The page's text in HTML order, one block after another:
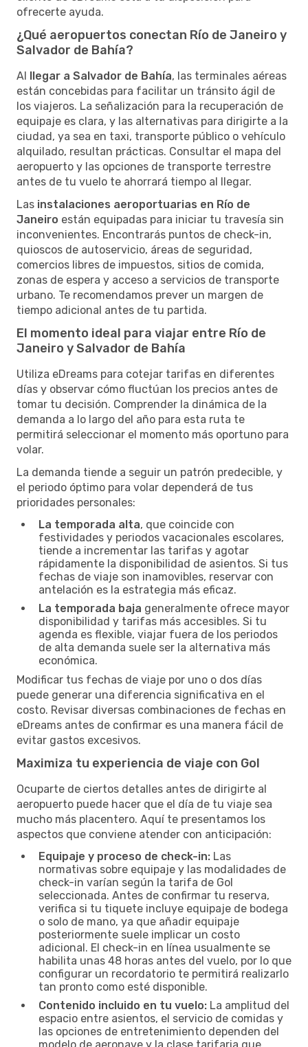
ofrecerte ayuda.
¿Qué aeropuertos conectan Río de Janeiro y
Salvador de Bahía?
Al llegar a Salvador de Bahía, las terminales aéreas
están concebidas para facilitar un tránsito ágil de
los viajeros. La señalización para la recuperación de
equipaje es clara, y las alternativas para dirigirte a la
ciudad, ya sea en taxi, transporte público o vehículo
alquilado, resultan prácticas. Consultar el mapa del
aeropuerto y las opciones de transporte terrestre
antes de tu vuelo te ahorrará tiempo al llegar.
Las instalaciones aeroportuarias en Río de
Janeiro están equipadas para iniciar tu travesía sin
inconvenientes. Encontrarás puntos de check-in,
quioscos de autoservicio, áreas de seguridad,
comercios libres de impuestos, sitios de comida,
zonas de espera y acceso a servicios de transporte
urbano. Te recomendamos prever un margen de
tiempo adicional antes de tu partida.
El momento ideal para viajar entre Río de
Janeiro y Salvador de Bahía
Utiliza eDreams para cotejar tarifas en diferentes
días y observar cómo fluctúan los precios antes de
tomar tu decisión. Comprender la dinámica de la
demanda a lo largo del año para esta ruta te
permitirá seleccionar el momento más oportuno para
volar.
La demanda tiende a seguir un patrón predecible, y
el periodo óptimo para volar dependerá de tus
prioridades personales:
La temporada alta, que coincide con
festividades y periodos vacacionales escolares,
tiende a incrementar las tarifas y agotar
rápidamente la disponibilidad de asientos. Si tus
fechas de viaje son inamovibles, reservar con
antelación es la estrategia más eficaz.
La temporada baja generalmente ofrece mayor
disponibilidad y tarifas más accesibles. Si tu
agenda es flexible, viajar fuera de los periodos
de alta demanda suele ser la alternativa más
económica.
Modificar tus fechas de viaje por uno o dos días
puede generar una diferencia significativa en el
costo. Revisar diversas combinaciones de fechas en
eDreams antes de confirmar es una manera fácil de
evitar gastos excesivos.
Maximiza tu experiencia de viaje con Gol
Ocuparte de ciertos detalles antes de dirigirte al
aeropuerto puede hacer que el día de tu viaje sea
mucho más placentero. Aquí te presentamos los
aspectos que conviene atender con anticipación:
Equipaje y proceso de check-in: Las
normativas sobre equipaje y las modalidades de
check-in varían según la tarifa de Gol
seleccionada. Antes de confirmar tu reserva,
verifica si tu tiquete incluye equipaje de bodega
o solo de mano, ya que añadir equipaje
posteriormente suele implicar un costo
adicional. El check-in en línea usualmente se
habilita unas 48 horas antes del vuelo, por lo que
configurar un recordatorio te permitirá realizarlo
tan pronto como esté disponible.
Contenido incluido en tu vuelo: La amplitud del
espacio entre asientos, el servicio de comidas y
las opciones de entretenimiento dependen del